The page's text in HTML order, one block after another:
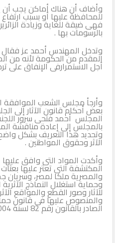
وأضاف أن هناك أماكن يجب أن
للمحافظة عليها أو بسبب
فهى ضيقة للغاية وزيادة
بالرسومات بها .
وتدخل المهندس أحمد عز
المقدم من الحكومة لأنه من
أجل الاستمرارفى الإنفاق على
وأرجأ مجلس الشعب الموافقة
بعض أحكام قانون الآثار إلى
المجلس أحمد فتحى سرور
بالمجلس إلى إعادة مناقشة
وتحديد هذا التعريف بشكل
الآثر وحقوق المواطنين .
وأكدت المواد التى وافق عليها
المكتشفة التى تعثر عليها بعثات
والمصرية ملكا لمصر، وسريان
وحماية استغلال النماذج
للآثار وصور القطع والمواقع
والمنصوص عليها فى قانون
الصادر بالقانون رقم 82 لسنة 2004 .